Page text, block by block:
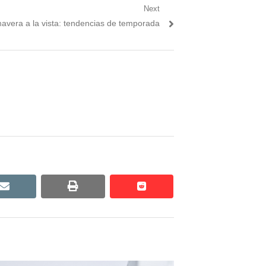
Next
a la vista: tendencias de temporada
email print reddit
reddit